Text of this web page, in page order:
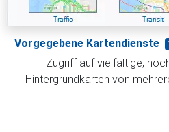
Vorgegebene Kartendienste
Zugriff auf vielfältige,
Hintergrundkarten von